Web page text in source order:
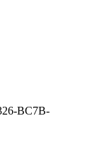
BC7B-